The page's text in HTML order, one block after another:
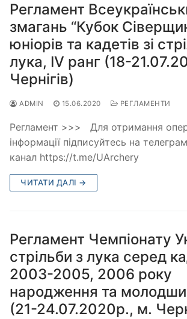
Регламент
змагань “Кубок
юніорів та кадетів зі
лука, ІV ранг (18-
Чернігів)
ADMIN 15.06.2020 РЕГЛАМЕНТИ
Регламент >>> Для отримання
інформації підписуйтесь на телеграм
канал https://t.me/UArchery
ЧИТАТИ ДАЛІ →
Регламент Чемпіонату
стрільби з лука серед
2003-2005, 2006 року
народження та
(21-24.07.2020р., м.